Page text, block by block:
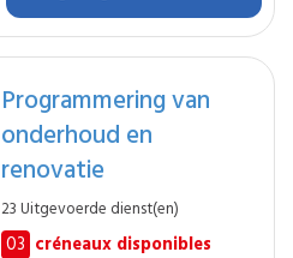
Programmering van
onderhoud en
renovatie
23 Uitgevoerde dienst(en)
03 créneaux disponibles